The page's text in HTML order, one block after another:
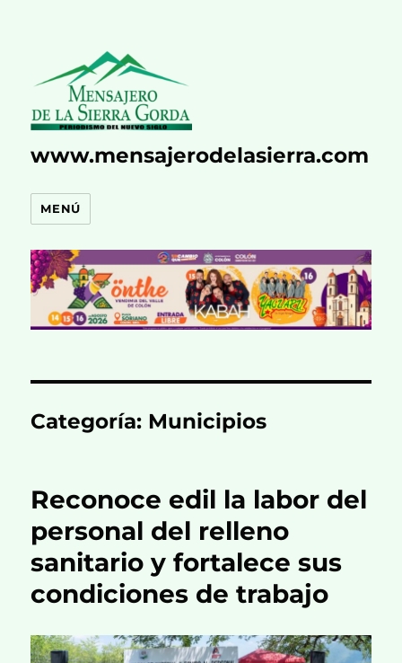
www.mensajerodelasierra.com
MENÚ
Categoría: Municipios
Reconoce edil la labor del
personal del relleno
sanitario y fortalece sus
condiciones de trabajo